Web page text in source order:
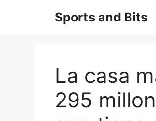
Sports and Bits
La casa
295